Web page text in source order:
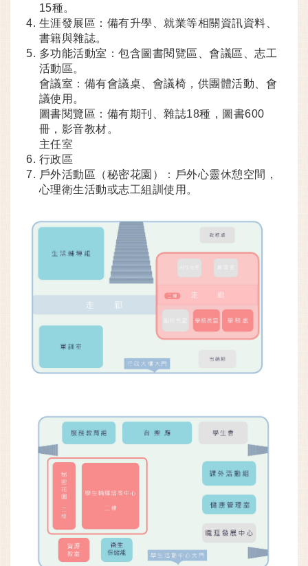
15種。
生涯發展區：備有升學、就業等相關資訊資料、
書籍與雜誌。
多功能活動室：包含圖書閱覽區、會議區、志工
活動區。
會議室：備有會議桌、會議椅，供團體活動、會
議使用。
圖書閱覽區：備有期刊、雜誌18種，圖書600
冊，影音教材。
主任室
行政區
戶外活動區（秘密花園）：戶外心靈休憩空間，
心理衛生活動或志工組訓使用。